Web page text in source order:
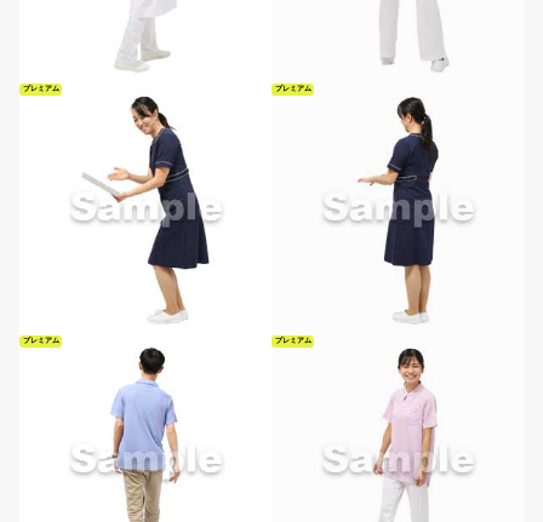
プレミアム プレミアム
プレミアム プレミアム